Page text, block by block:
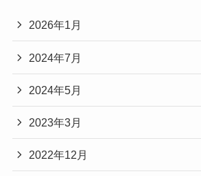
2026年1月
2024年7月
2024年5月
2023年3月
2022年12月